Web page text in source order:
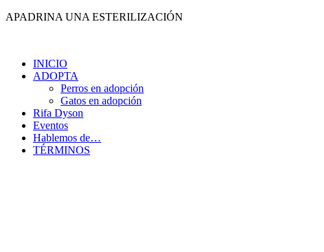
Ir
APADRINA UNA ESTERILIZACIÓN
INICIO
ADOPTA
Perros en adopción
Gatos en adopción
Rifa Dyson
Eventos
Hablemos de…
TÉRMINOS